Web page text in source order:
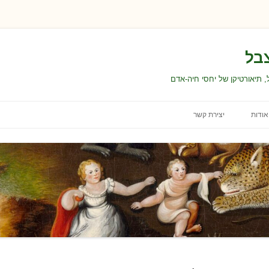
של יחסי חיה-אדם
אודות
תנאי השימוש באתר
הצהרת נגישות
בחירת התכנים ועריכתם
יצירת קשר